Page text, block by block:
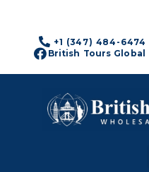
+1 (347) 484-6474
British Tours Global